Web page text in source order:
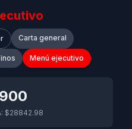
Carta general
Menú ejecutivo
: $28842.98